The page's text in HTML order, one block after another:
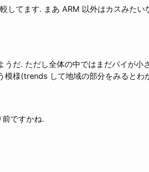
してます. まあ ARM 以外はカスみたい
うだ. ただし全体の中ではまだパイが小
模様(trends して地域の部分をみるとわ
ですかね.